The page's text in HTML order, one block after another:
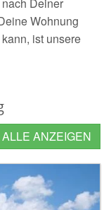
Wohnung
ist unsere
ALLE ANZEIGEN